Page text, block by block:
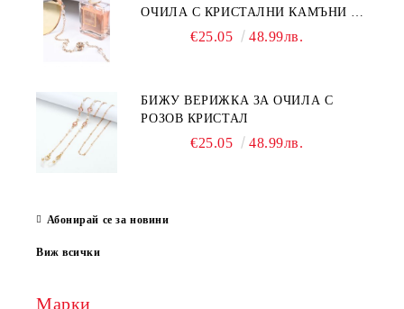
ОЧИЛА С КРИСТАЛНИ КАМЪНИ И
€25.05 48.99лв.
БИЖУ ВЕРИЖКА ЗА ОЧИЛА С
РОЗОВ КРИСТАЛ
€25.05 48.99лв.
Абонирай се за новини
Виж всички
Марки